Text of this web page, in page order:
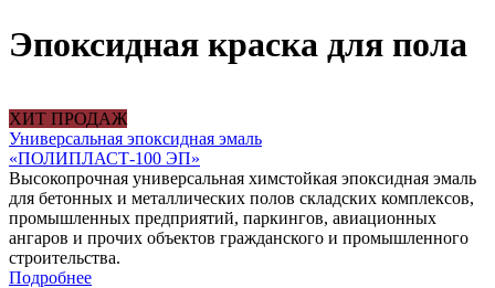
Эпоксидная краска для пола
ХИТ ПРОДАЖ
Универсальная эпоксидная эмаль
«ПОЛИПЛАСТ-100 ЭП»
Высокопрочная универсальная химстойкая эпоксидная эмаль
для бетонных и металлических полов складских комплексов,
промышленных предприятий, паркингов, авиационных
ангаров и прочих объектов гражданского и промышленного
строительства.
Подробнее